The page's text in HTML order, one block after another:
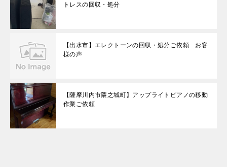
トレスの回収・処分
【出水市】エレクトーンの回収・処分ご依頼 お客
様の声
【薩摩川内市隈之城町】アップライトピアノの移動
作業ご依頼